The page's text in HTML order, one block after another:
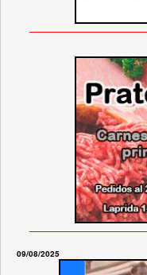
09/08/2025